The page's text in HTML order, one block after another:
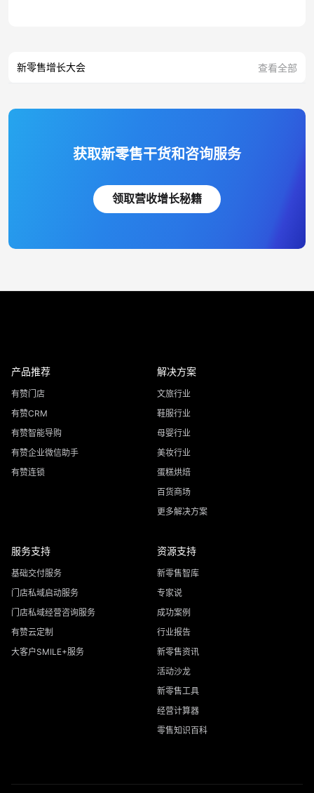
新零售增长大会 查看全部
获取新零售干货和咨询服务
领取营收增长秘籍
产品推荐
有赞门店
有赞CRM
有赞智能导购
有赞企业微信助手
有赞连锁
解决方案
文旅行业
鞋服行业
母婴行业
美妆行业
蛋糕烘焙
百货商场
更多解决方案
服务支持
基础交付服务
门店私域启动服务
门店私域经营咨询服务
有赞云定制
大客户SMILE+服务
资源支持
新零售智库
专家说
成功案例
行业报告
新零售资讯
活动沙龙
新零售工具
经营计算器
零售知识百科